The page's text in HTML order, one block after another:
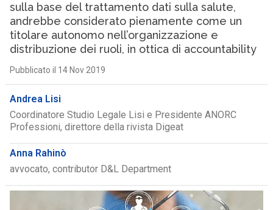
sulla base del trattamento dati sulla salute,
andrebbe considerato pienamente come un
titolare autonomo nell’organizzazione e
distribuzione dei ruoli, in ottica di accountability
Pubblicato il 14 Nov 2019
Andrea Lisi
Coordinatore Studio Legale Lisi e Presidente ANORC
Professioni, direttore della rivista Digeat
Anna Rahinò
avvocato, contributor D&L Department